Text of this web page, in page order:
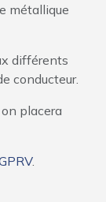
métallique
différents
conducteur.
placera
.